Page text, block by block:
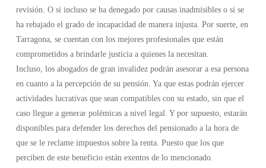
revisión. O si incluso se ha denegado por causas inadmisibles o si se
ha rebajado el grado de incapacidad de manera injusta. Por suerte, en
Tarragona, se cuentan con los mejores profesionales que están
comprometidos a brindarle justicia a quienes la necesitan.
Incluso, los abogados de gran invalidez podrán asesorar a esa persona
en cuanto a la percepción de su pensión. Ya que estas podrán ejercer
actividades lucrativas que sean compatibles con su estado, sin que el
caso llegue a generar polémicas a nivel legal. Y por supuesto, estarán
disponibles para defender los derechos del pensionado a la hora de
que se le reclame impuestos sobre la renta. Puesto que los que
perciben de este beneficio están exentos de lo mencionado.